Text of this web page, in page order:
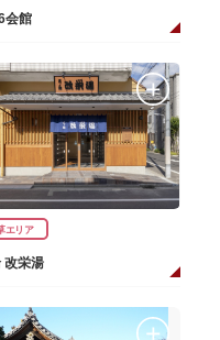
会館
エリア
改栄湯